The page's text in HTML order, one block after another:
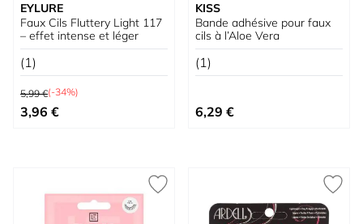
EYLURE
Faux Cils Fluttery Light 117
– effet intense et léger
(1)
Prix normal
5,99 €(-34%)
Prix spécial
3,96 €
KISS
Bande adhésive pour faux
cils à l’Aloe Vera
(1)
6,29 €